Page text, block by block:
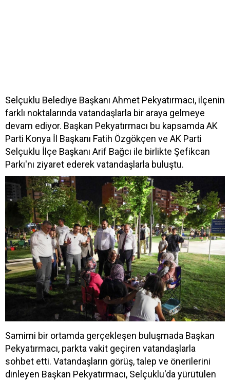
Selçuklu Belediye Başkanı Ahmet Pekyatırmacı, ilçenin
farklı noktalarında vatandaşlarla bir araya gelmeye
devam ediyor. Başkan Pekyatırmacı bu kapsamda AK
Parti Konya İl Başkanı Fatih Özgökçen ve AK Parti
Selçuklu İlçe Başkanı Arif Bağcı ile birlikte Şefikcan
Parkı'nı ziyaret ederek vatandaşlarla buluştu.
Samimi bir ortamda gerçekleşen buluşmada Başkan
Pekyatırmacı, parkta vakit geçiren vatandaşlarla
sohbet etti. Vatandaşların görüş, talep ve önerilerini
dinleyen Başkan Pekyatırmacı, Selçuklu'da yürütülen